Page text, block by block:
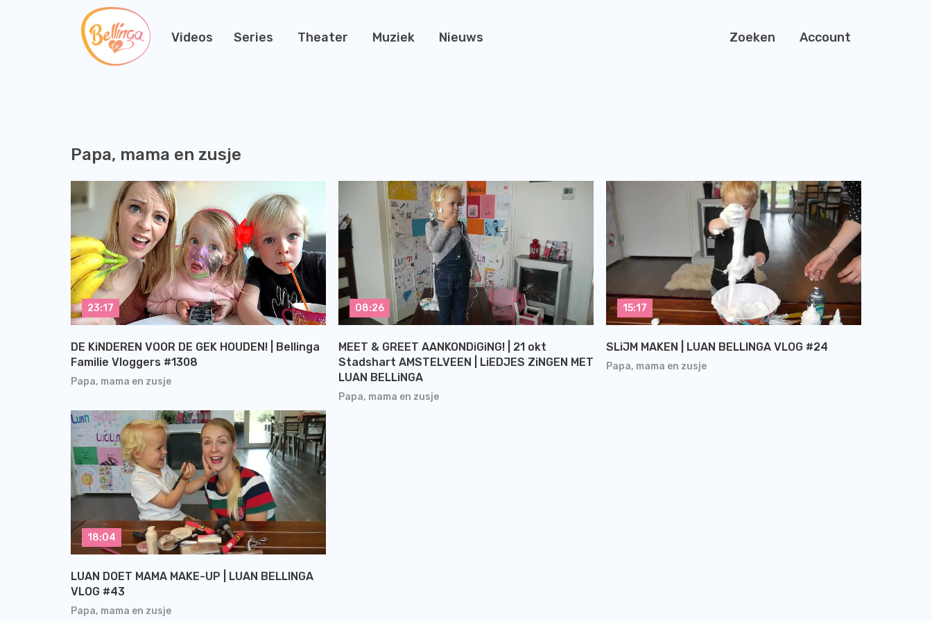
Videos Series Theater Muziek Nieuws Zoeken Account
Papa, mama en zusje
Papa, mama en zusje
DE KiNDEREN VOOR DE GEK HOUDEN! | Bellinga
Familie Vloggers #1308
23:17
Papa, mama en zusje
MEET & GREET AANKONDiGiNG! | 21 okt
Stadshart AMSTELVEEN | LiEDJES ZiNGEN MET
LUAN BELLiNGA
08:26
Papa, mama en zusje
SLiJM MAKEN | LUAN BELLINGA VLOG #24
15:17
Papa, mama en zusje
LUAN DOET MAMA MAKE-UP | LUAN BELLINGA
VLOG #43
18:04